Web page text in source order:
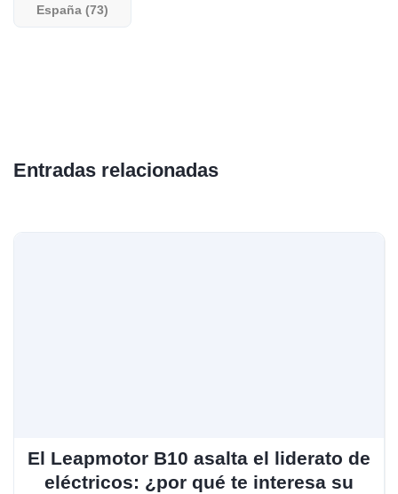
España (73)
Entradas relacionadas
El Leapmotor B10 asalta el liderato de
eléctricos: ¿por qué te interesa su